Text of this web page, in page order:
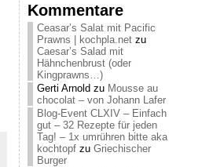
Kommentare
Ceasar’s Salat mit Pacific
Prawns | kochpla.net zu
Caesar’s Salad mit
Hähnchenbrust (oder
Kingprawns…)
Gerti Arnold zu Mousse au
chocolat – von Johann Lafer
Blog-Event CLXIV – Einfach
gut – 32 Rezepte für jeden
Tag! – 1x umrühren bitte aka
kochtopf zu Griechischer
Burger